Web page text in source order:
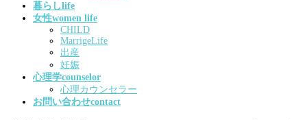
暮らしlife
女性women life
CHILD
MarrigeLife
出産
妊娠
心理学counselor
心理カウンセラー
お問い合わせcontact